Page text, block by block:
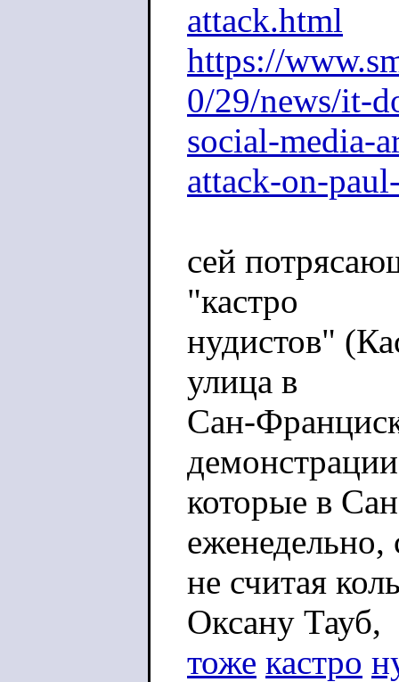
attack.html
https://
0/29/news/it-
social-media-
attack-on-
сей
"кастро
нудистов"
улица в
Сан-
которые в
не считая
Оксану Тауб,
тоже кастро